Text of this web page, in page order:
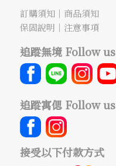
訂購須知｜ 商品須知
保固說明 ｜ 注意事項
追蹤無境 Follow us
追蹤寓偲 Follow us
接受以下付款方式